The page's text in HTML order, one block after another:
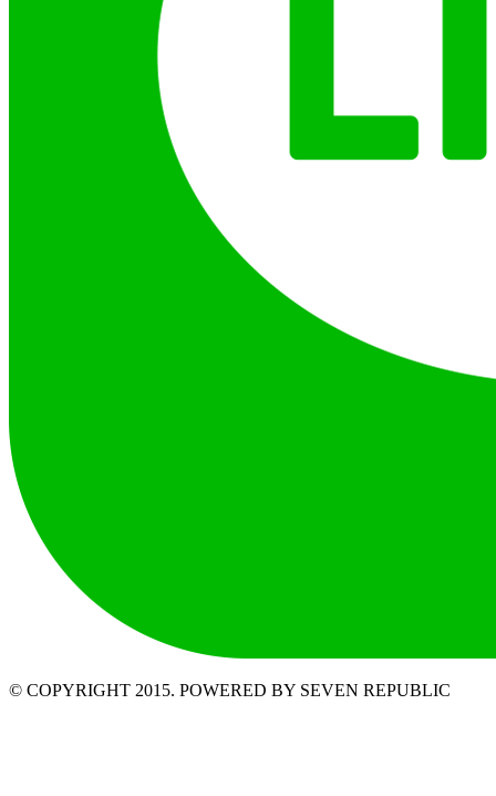
© COPYRIGHT 2015. POWERED BY SEVEN REPUBLIC